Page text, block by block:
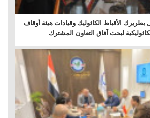
بطريرك الأقباط الكاثوليك وقيادات هيئة أوقاف
لبحث آفاق التعاون المشترك